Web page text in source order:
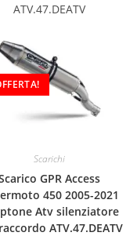
ATV.47.DEATV
Scarichi
GPR Access
450 2005-2021
Atv silenziatore
ATV.47.DEATV